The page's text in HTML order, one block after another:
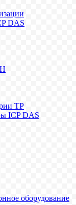
DAS
TP
ICP DAS
оборудование